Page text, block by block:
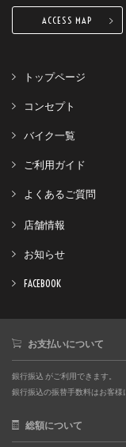
ACCESS MAP
トップページ
コンセプト
バイク一覧
ご利用ガイド
よくあるご質問
店舗情報
お知らせ
FACEBOOK
お支払いについて
銀行振込 がご利用できます。
銀行振込の振替手数料はお客様
総額について